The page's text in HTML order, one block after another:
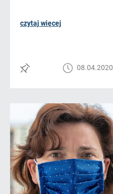
czytaj więcej
08.04.2020